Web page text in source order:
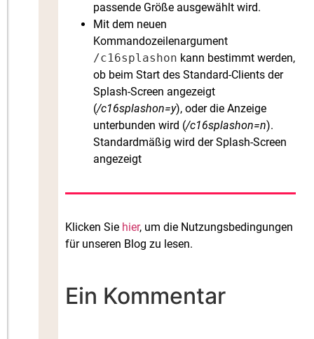
passende Größe ausgewählt wird.
Mit dem neuen
Kommandozeilenargument
/c16splashon kann bestimmt werden,
ob beim Start des Standard-Clients der
Splash-Screen angezeigt
(/c16splashon=y), oder die Anzeige
unterbunden wird (/c16splashon=n).
Standardmäßig wird der Splash-Screen
angezeigt
Klicken Sie hier, um die Nutzungsbedingungen
für unseren Blog zu lesen.
Ein Kommentar